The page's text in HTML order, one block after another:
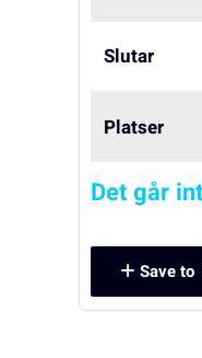
Slutar
Platser
Det går
Save to